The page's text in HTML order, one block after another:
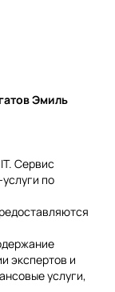
Эмиль
Сервис
по
экспертов и
услуги,